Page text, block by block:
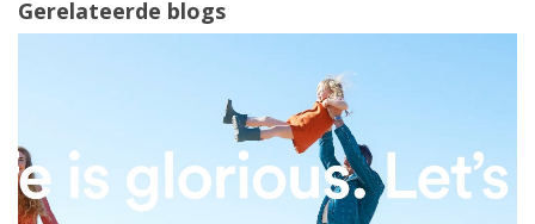
Gerelateerde blogs